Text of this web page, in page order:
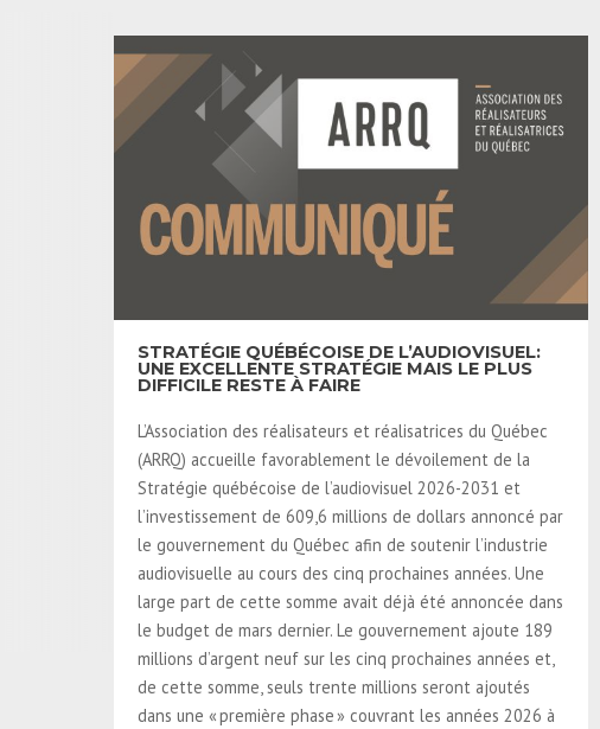
STRATÉGIE QUÉBÉCOISE DE L’AUDIOVISUEL:
UNE EXCELLENTE STRATÉGIE MAIS LE PLUS
DIFFICILE RESTE À FAIRE
L’Association des réalisateurs et réalisatrices du Québec
(ARRQ) accueille favorablement le dévoilement de la
Stratégie québécoise de l’audiovisuel 2026-2031 et
l’investissement de 609,6 millions de dollars annoncé par
le gouvernement du Québec afin de soutenir l’industrie
audiovisuelle au cours des cinq prochaines années. Une
large part de cette somme avait déjà été annoncée dans
le budget de mars dernier. Le gouvernement ajoute 189
millions d’argent neuf sur les cinq prochaines années et,
de cette somme, seuls trente millions seront ajoutés
dans une « première phase » couvrant les années 2026 à